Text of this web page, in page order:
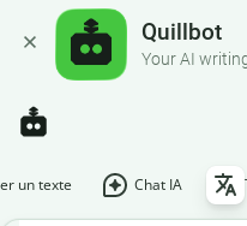
Quillbot
Your AI
un texte Chat IA